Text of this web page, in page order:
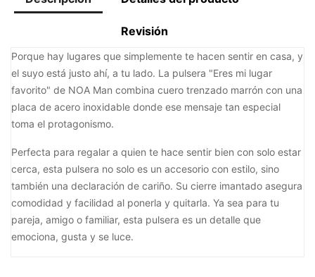
Revisión
Porque hay lugares que simplemente te hacen sentir en casa, y
el suyo está justo ahí, a tu lado. La pulsera "Eres mi lugar
favorito" de NOA Man combina cuero trenzado marrón con una
placa de acero inoxidable donde ese mensaje tan especial
toma el protagonismo.
Perfecta para regalar a quien te hace sentir bien con solo estar
cerca, esta pulsera no solo es un accesorio con estilo, sino
también una declaración de cariño. Su cierre imantado asegura
comodidad y facilidad al ponerla y quitarla. Ya sea para tu
pareja, amigo o familiar, esta pulsera es un detalle que
emociona, gusta y se luce.